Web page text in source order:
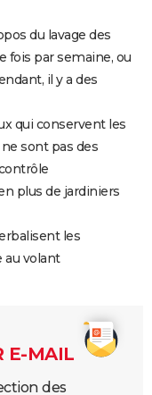
du lavage des
fois par semaine, ou
il y a des
qui conservent les
sont pas des
plus de jardiniers
les
au volant
E-MAIL
des